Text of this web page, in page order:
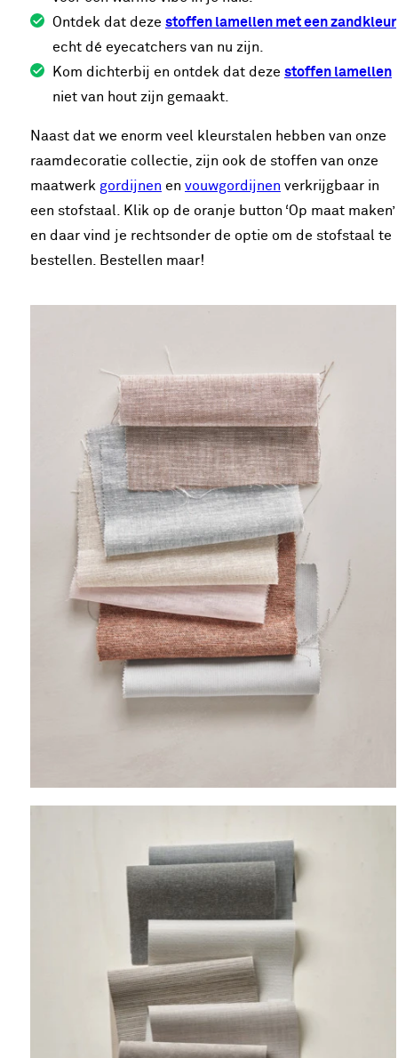
Ontdek dat deze stoffen lamellen met een zandkleur
echt dé eyecatchers van nu zijn.
Kom dichterbij en ontdek dat deze stoffen lamellen
niet van hout zijn gemaakt.
Naast dat we enorm veel kleurstalen hebben van onze
raamdecoratie collectie, zijn ook de stoffen van onze
maatwerk gordijnen en vouwgordijnen verkrijgbaar in
een stofstaal. Klik op de oranje button ‘Op maat maken’
en daar vind je rechtsonder de optie om de stofstaal te
bestellen. Bestellen maar!